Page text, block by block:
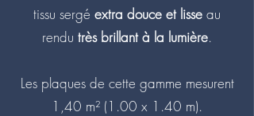
tissu sergé extra douce et lisse au
rendu très brillant à la lumière.
Les plaques de cette gamme mesurent
1,40 m² (1.00 x 1.40 m).